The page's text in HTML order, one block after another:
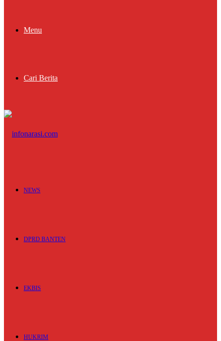
Menu
Cari Berita
NEWS
DPRD BANTEN
EKBIS
HUKRIM